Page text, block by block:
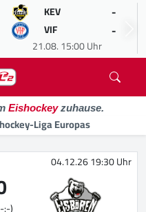
KEV -
VIF -
21.08. 15:00 Uhr
Eishockeyzuhause.
Liga Europas
04.12.26 19:30 Uhr